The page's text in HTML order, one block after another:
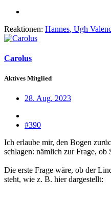
Reaktionen: Hannes, Ugh
Carolus
Aktives Mitglied
28. Aug. 2023
#390
Ich erlaube mir, den Bogen
schlagen: nämlich zur Frage,
Die erste Frage wäre, ob der
steht, wie z. B. hier dargestellt: